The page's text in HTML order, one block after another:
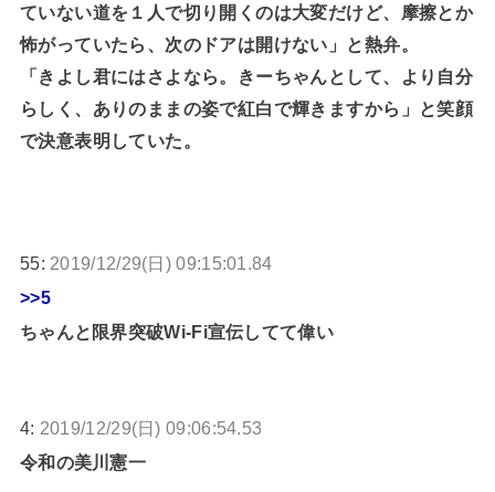
ていない道を１人で切り開くのは大変だけど、摩擦とか
怖がっていたら、次のドアは開けない」と熱弁。
「きよし君にはさよなら。きーちゃんとして、より自分
らしく、ありのままの姿で紅白で輝きますから」と笑顔
で決意表明していた。
55: 2019/12/29(日) 09:15:01.84
>>5
ちゃんと限界突破Wi-Fi宣伝してて偉い
4: 2019/12/29(日) 09:06:54.53
令和の美川憲一